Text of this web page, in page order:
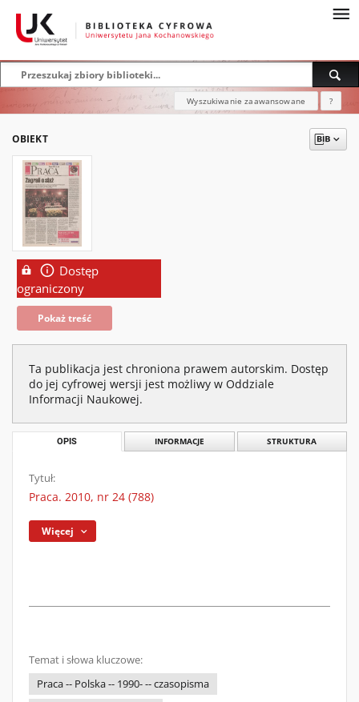
Wyszukiwanie zaawansowane ?
OBIEKT
Dostęp
ograniczony
Pokaż treść
Ta publikacja jest chroniona prawem autorskim. Dostęp
do jej cyfrowej wersji jest możliwy w Oddziale
Informacji Naukowej.
OPIS INFORMACJE STRUKTURA
Tytuł:
Praca. 2010, nr 24 (788)
Więcej
Temat i słowa kluczowe:
Praca -- Polska -- 1990- -- czasopisma